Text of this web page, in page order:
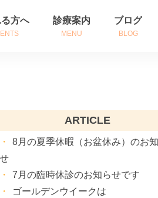
方へ 診療案内
MENU
のどの症状
がん治療
補聴器相談
ブログ
BLOG
ARTICLE
8月の夏季休暇（お盆休み）のお
せ
7月の臨時休診のお知らせです
ゴールデンウイークは